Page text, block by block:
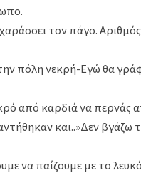
τον πάγο.
πόλη νεκρή-Εγώ θα
από καρδιά να περνάς
και..»Δεν βγάζω
να παίζουμε με το